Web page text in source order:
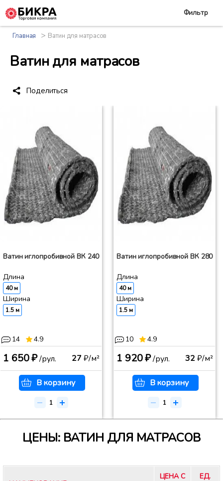
Главная > Ватин для матрасов
Ватин для матрасов
Поделиться
Фильтр
Ватин иглопробивной ВК 240
Длина
40 м
Ширина
1.5 м
14 4.9
1 650 ₽/рул. 27₽/м²
В корзину
Ватин иглопробивной ВК 280
Длина
40 м
Ширина
1.5 м
10 4.9
1 920 ₽/рул. 32₽/м²
В корзину
ЦЕНЫ: ВАТИН ДЛЯ МАТРАСОВ
ЦЕНА С
ЕД.